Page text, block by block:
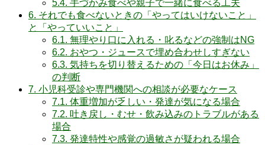
5.4. 手づかみ食べや親子で一緒に食べる工夫
6. それでも食べないときの「やってはいけないこと」
と「やっていいこと」
6.1. 無理やり口に入れる・叱るなどの強制はNG
6.2. おやつ・ジュースで埋め合わせしすぎない
6.3. 気持ちを切り替えるための「今日はお休み」
の判断
7. 小児科受診や専門機関への相談が必要なケース
7.1. 体重増加が乏しい・発達が気になる場合
7.2. 吐き戻し・むせ・飲み込みのトラブルがある
場合
7.3. 発達特性や感覚の過敏さが疑われる場合